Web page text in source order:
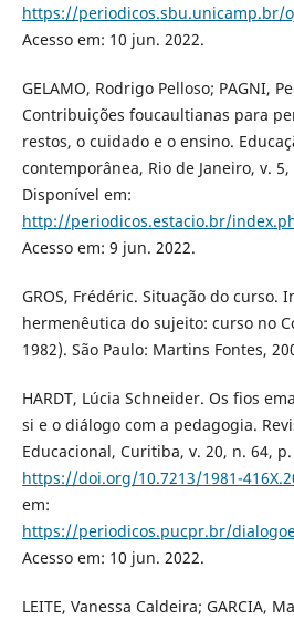
https://periodicos.sbu.unicamp.br/
Acesso em: 10 jun. 2022.
GELAMO, Rodrigo Pelloso; PAGNI,
Contribuições foucaultianas para
restos, o cuidado e o ensino.
contemporânea, Rio de Janeiro, v.
Disponível em:
http://periodicos.estacio.br/
Acesso em: 9 jun. 2022.
GROS, Frédéric. Situação do curso.
hermenêutica do sujeito: curso no
1982). São Paulo: Martins Fontes,
HARDT, Lúcia Schneider. Os fios
si e o diálogo com a pedagogia.
Educacional, Curitiba, v. 20, n. 64,
https://doi.org/10.7213/1981-
em:
https://periodicos.pucpr.br/
Acesso em: 10 jun. 2022.
LEITE, Vanessa Caldeira; GARCIA,